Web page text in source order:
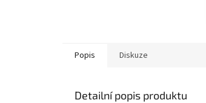
Popis Diskuze
Detailní popis produktu